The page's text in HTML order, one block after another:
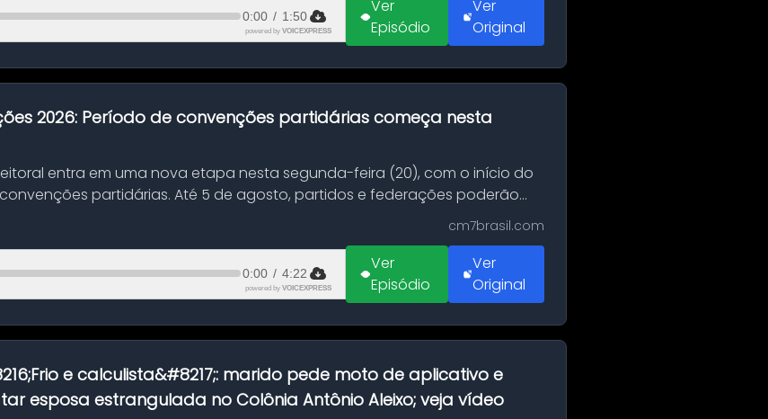
0:00 / 1:50
powered by VOICEXPRESS
Ver
Episódio
Ver
Original
2026: Período de convenções partidárias começa nesta
entra em uma nova etapa nesta segunda-feira (20), com o início do
partidárias. Até 5 de agosto, partidos e federações poderão
cm7brasil.com
0:00 / 4:22
powered by VOICEXPRESS
Ver
Episódio
Ver
Original
e calculista&#8217;: marido pede moto de aplicativo e
esposa estrangulada no Colônia Antônio Aleixo; veja vídeo